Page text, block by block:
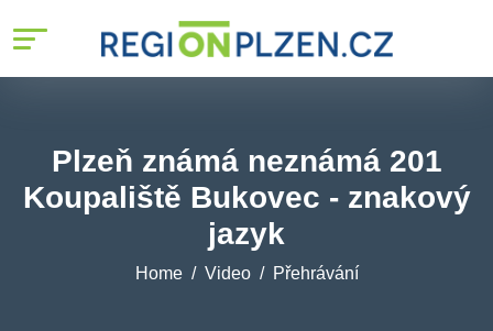
Plzeň známá neznámá 201
Koupaliště Bukovec - znakový
jazyk
Home Video Přehrávání